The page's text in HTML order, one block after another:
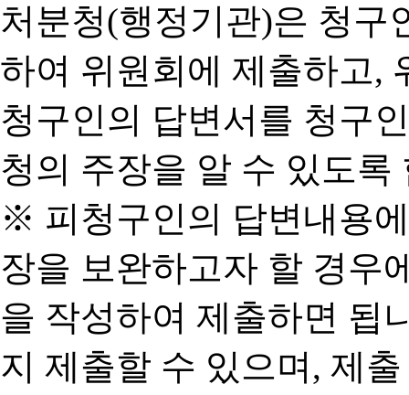
처분청(행정기관)은 청구
하여 위원회에 제출하고,
청구인의 답변서를 청구
청의 주장을 알 수 있도록
※ 피청구인의 답변내용
장을 보완하고자 할 경우
을 작성하여 제출하면 됩
지 제출할 수 있으며, 제